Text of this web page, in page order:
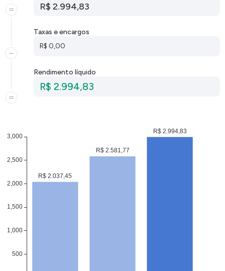
R$ 2.994,83
Taxas e encargos
R$ 0,00
Rendimento líquido
R$ 2.994,83